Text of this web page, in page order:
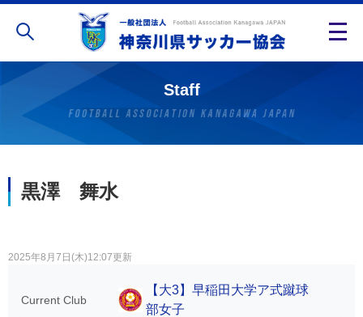
Staff
黒澤 舞水
2025年8月7日(木)12:07更新
Current Club
【大3】早稲田大学ア式蹴球
部女子